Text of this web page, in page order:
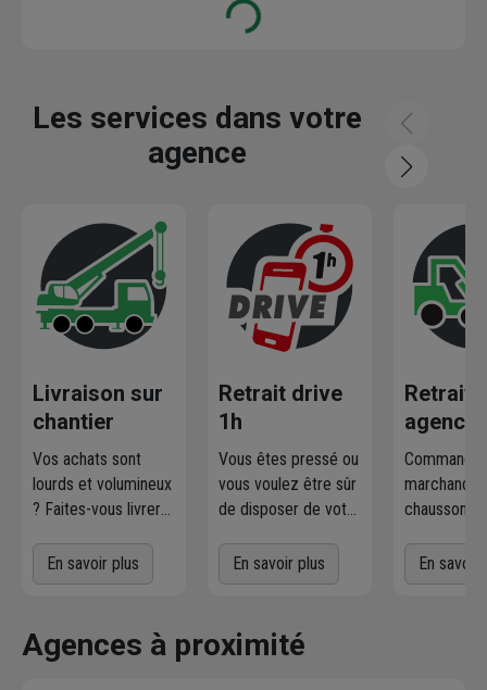
Loading...
Les services dans votre
agence
Livraison sur
chantier
Vos achats sont
lourds et volumineux
? Faites-vous livrer
voulez! L'agence
Chausson qui
vous contacte pour
fixer le meilleur
En savoir plus
Retrait drive
1h
Vous êtes pressé ou
vous voulez être sûr
de disposer de votre
Commandez
directement les
dans votre agence
sur chausson.fr.
En savoir plus
Retrait
agence
l'agence
En savoir
Agences à proximité